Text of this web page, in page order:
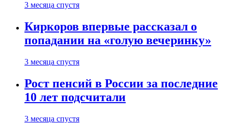
3 месяца спустя
Киркоров впервые рассказал о
попадании на «голую вечеринку»
3 месяца спустя
Рост пенсий в России за последние
10 лет подсчитали
3 месяца спустя